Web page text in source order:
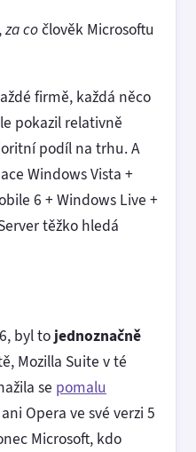
za cočlověk Microsoftu
firmě, každá něco
pokazil relativně
podíl na trhu. A
Windows Vista +
6 + Windows Live +
těžko hledá
byl to jednoznačně
Mozilla Suite v té
se pomalu
Opera ve své verzi 5
Microsoft, kdo